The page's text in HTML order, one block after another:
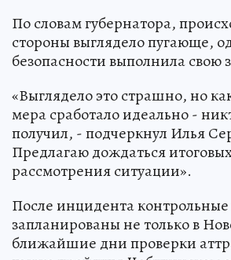
По словам губернатора,
стороны выглядело пугающе,
безопасности выполнила свою
«Выглядело это страшно, но
мера сработало идеально -
получил, - подчеркнул Илья
Предлагаю дождаться
рассмотрения ситуации».
После инцидента
запланированы не только в
ближайшие дни проверки